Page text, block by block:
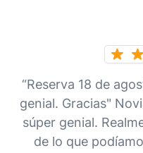
“Reserva 18 de
genial. Gracias"
súper genial.
de lo que